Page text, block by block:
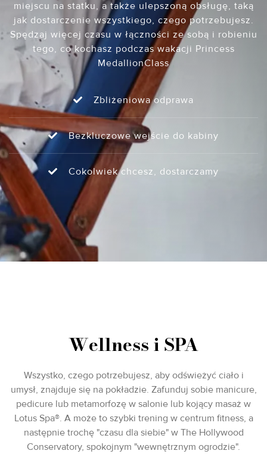
miejscu na statku, a także ulepszoną obsługę, taką
jak dostarczenie wszystkiego, czego potrzebujesz.
Spędzaj więcej czasu w łączności ze sobą i robieniu
tego, co kochasz podczas wakacji Princess
MedallionClass
Zbliżeniowa odprawa
Bezkluczowe wejście do kabiny
Cokolwiek chcesz, dostarczamy
Wellness i SPA
Wszystko, czego potrzebujesz, aby odświeżyć ciało i
umysł, znajduje się na pokładzie. Zafunduj sobie manicure,
pedicure lub metamorfozę w salonie lub kojący masaż w
Lotus Spa®. A może to szybki trening w centrum fitness, a
następnie trochę "czasu dla siebie" w The Hollywood
Conservatory, spokojnym "wewnętrznym ogrodzie".